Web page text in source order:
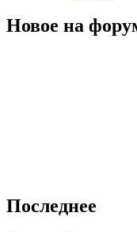
Новое на
Последнее